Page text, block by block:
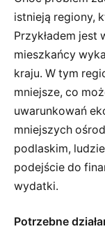
istnieją regiony,
Przykładem
mieszkańcy
kraju. W tym
mniejsze, co
uwarunkowań
mniejszych
podlaskim,
podejście do
wydatki.
Potrzebne